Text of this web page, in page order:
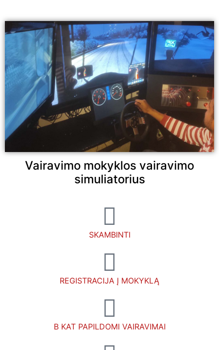
Vairavimo mokyklos vairavimo
simuliatorius
SKAMBINTI
REGISTRACIJA Į MOKYKLĄ
B KAT PAPILDOMI VAIRAVIMAI